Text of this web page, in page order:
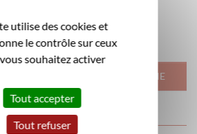
VOIR LA FICHE
utilise des cookies et
le contrôle sur ceux
souhaitez activer
Tout accepter
Tout refuser